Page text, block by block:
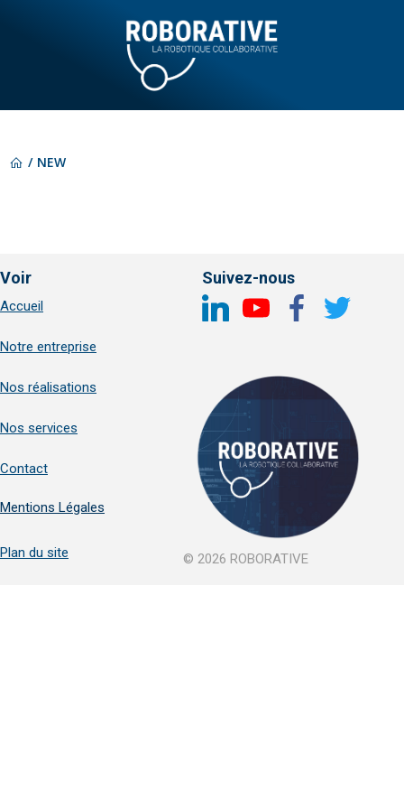
au
contenu
NEW
© 2026 ROBORATIVE
Voir
Accueil
Notre entreprise
Nos réalisations
Nos services
Contact
Suivez-nous
Mentions Légales
Plan du site